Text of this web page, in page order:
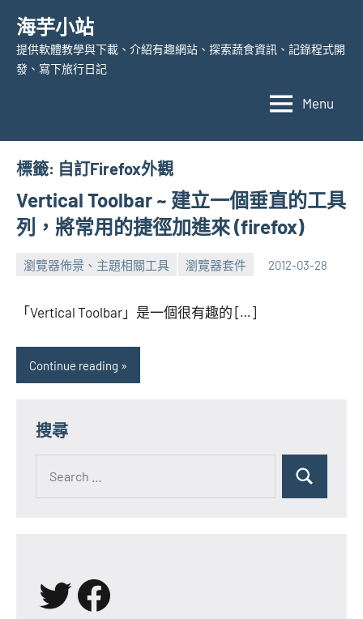
content
海芋小站
提供軟體教學與下載、介紹有趣網站、探索蔬食資訊、記錄程式開
發、寫下旅行日記
Menu
標籤: 自訂Firefox外觀
Vertical Toolbar ~ 建立一個垂直的工具
列，將常用的捷徑加進來 (firefox)
瀏覽器佈景、主題相關工具 瀏覽器套件 2012-03-28
張
芋
No
「Vertical Toolbar」是一個很有趣的 […]
Continue reading
搜尋
for:
Search
X Facebook